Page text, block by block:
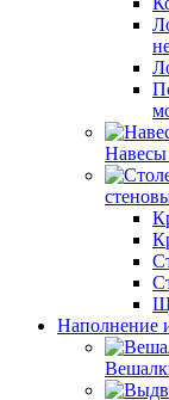
Навесы
Наполнение